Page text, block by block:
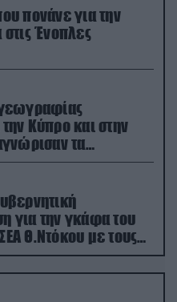
πονάνε για την
στις Ένοπλες
Κύπρο και στην
τα
(φωτο)
για την γκάφα του
Θ.Ντόκου με τους